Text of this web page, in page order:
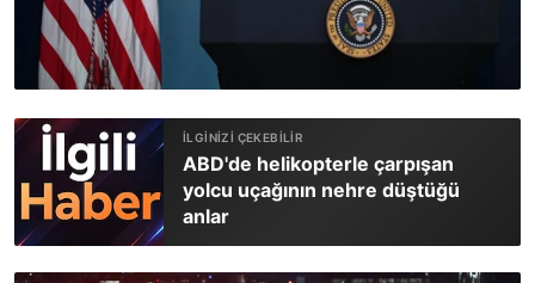
ABD'de helikopterle çarpışan
yolcu uçağının nehre düştüğü
anlar